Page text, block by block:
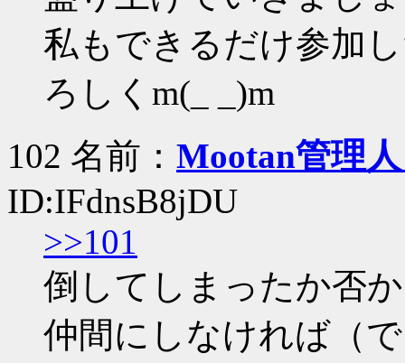
私もできるだけ参加
ろしくm(_ _)m
102 名前： Mootan管理人
ID:IFdnsB8jDU
>>101
倒してしまったか否
仲間にしなければ（